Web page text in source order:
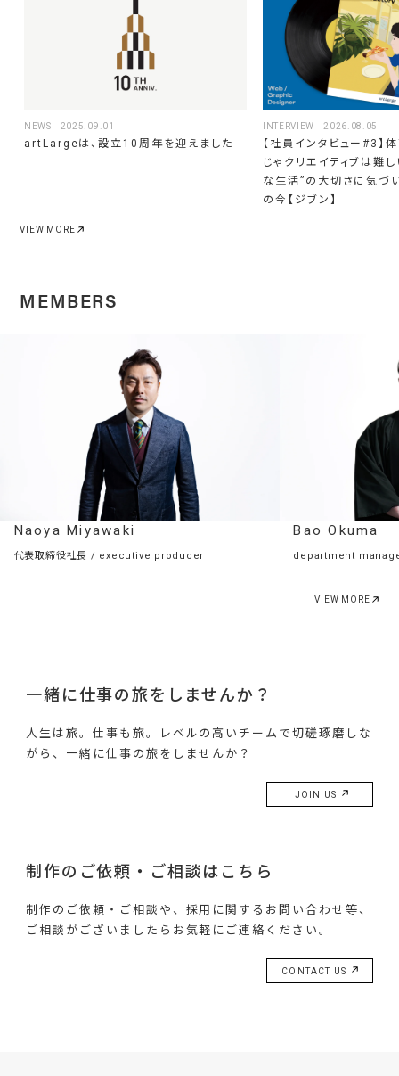
MEMBERS
CAREERS
ACCESS
THE EIGYO TOOL
NEWS 2025.09.01
artLargeは、設立10周年を迎えました
INTERVIEW 2026.08.05
【社員インタビュー#3】
じゃクリエイティブは難
な生活”の大切さに気づ
の今【ジブン】
VIEW MORE
MEMBERS
Naoya Miyawaki
代表取締役社長 / executive producer
Bao Okuma
department
VIEW MORE
一緒に仕事の旅をしませんか？
人生は旅。仕事も旅。レベルの高いチームで切磋琢磨しな
がら、一緒に仕事の旅をしませんか？
JOIN US
制作のご依頼・ご相談はこちら
制作のご依頼・ご相談や、採用に関するお問い合わせ等、
ご相談がございましたらお気軽にご連絡ください。
CONTACT US